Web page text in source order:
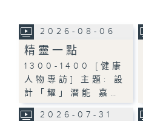
2026-08-06
精靈一點
1300-1400 [健康
人物專訪] 主題: 設
計「耀」潛能 嘉…
2026-07-31